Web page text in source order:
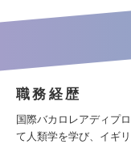
職務経歴
国際バカロレアディプ
て人類学を学び、イギ